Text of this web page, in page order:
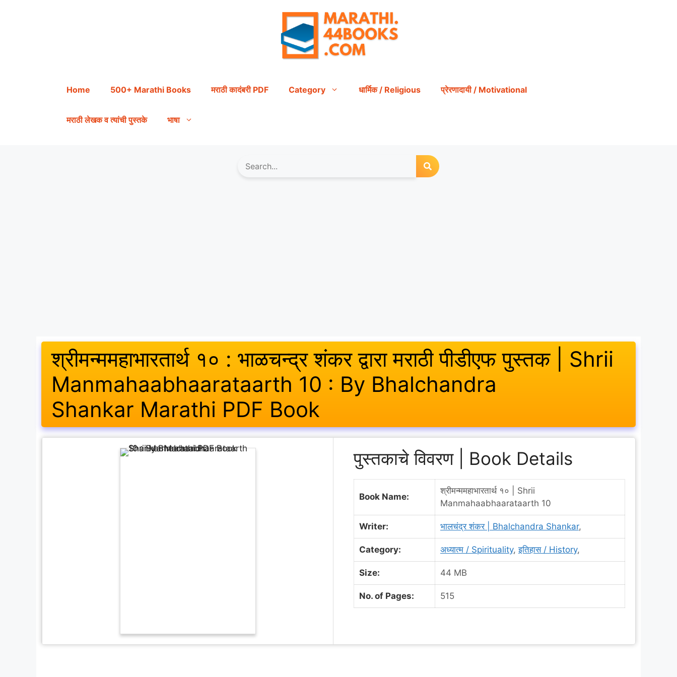
Home 500+ Marathi Books मराठी कादंबरी PDF Category धार्मिक / Religious प्रेरणादायी / Motivational
मराठी लेखक व त्यांची पुस्तके भाषा
श्रीमन्ममहाभारतार्थ १० : भाळचन्द्र शंकर द्वारा मराठी पीडीएफ पुस्तक | Shrii
Manmahaabhaarataarth 10 : By Bhalchandra
Shankar Marathi PDF Book
पुस्तकाचे विवरण | Book Details
Book Name:
श्रीमन्ममहाभारतार्थ १० | Shrii
Manmahaabhaarataarth 10
Writer: भालचंद्र शंकर | Bhalchandra Shankar,
Category: अध्यात्म / Spirituality,इतिहास / History,
Size: 44 MB
No. of Pages: 515